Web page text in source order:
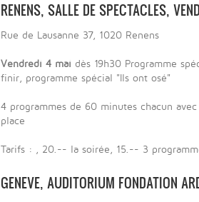
RENENS, SALLE DE SPECTACLES,
Rue de Lausanne 37, 1020 Renens
Vendredi 4 mai dès 19h30 Programme
finir, programme spécial "Ils ont osé"
4 programmes de 60 minutes chacun
place
Tarifs : , 20.-- la soirée, 15.-- 3
GENEVE, AUDITORIUM FONDATION